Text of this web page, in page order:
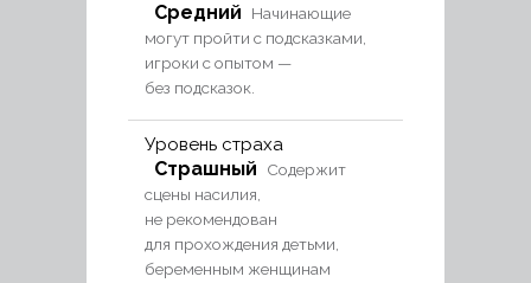
Средний
Начинающие
могут пройти с подсказками,
игроки с опытом —
без подсказок.
Уровень страха
Страшный
Содержит
сцены насилия,
не рекомендован
для прохождения детьми,
беременным женщинам